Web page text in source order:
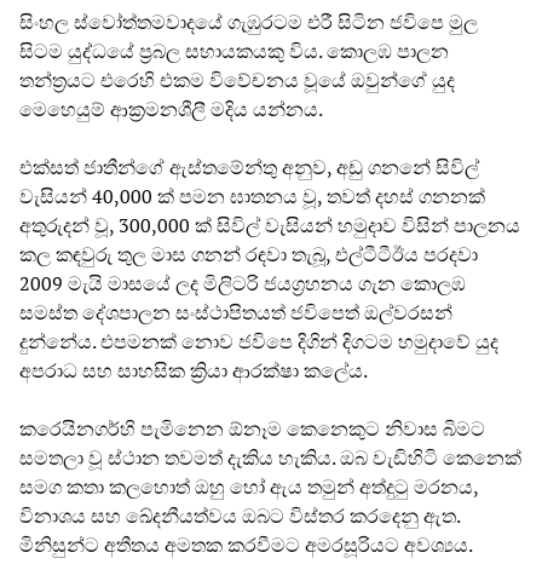
සිංහල ස්වෝත්තමවාදයේ ගැඹුරටම එරී සිටින ජවිපෙ මුල
සිටම යුද්ධයේ ප්‍රබල සහායකයකු විය. කොලඹ පාලන
තන්ත්‍රයට එරෙහි එකම විවේචනය වූයේ ඔවුන්ගේ යුද
මෙහෙයුම් ආක්‍රමනශීලී මදිය යන්නය.
එක්සත් ජාතීන්ගේ ඇස්‌තමේන්තු අනුව, අඩු ගනනේ සිවිල්
වැසියන් 40,000 ක් පමන ඝාතනය වූ, තවත් දහස් ගනනක්
අතුරුදන් වූ, 300,000 ක් සිවිල් වැසියන් හමුදාව විසින් පාලනය
කල කඳවුරු තුල මාස ගනන් රඳවා තැබූ, එල්ටීටීඊය පරදවා
2009 මැයි මාසයේ ලද මිලිටරි ජයග්‍රහනය ගැන කොලඹ
සමස්ත දේශපාලන සංස්ථාපිතයත් ජවිපෙත් ඔල්වරසන්
දුන්නේය. එපමනක් නොව ජවිපෙ දිගින් දිගටම හමුදාවේ යුද
අපරාධ සහ සාහසික ක්‍රියා ආරක්ෂා කලේය.
කරෙයිනගර්හි පැමිනෙන ඕනෑම කෙනෙකුට නිවාස බිමට
සමතලා වූ ස්ථාන තවමත් දැකිය හැකිය. ඔබ වැඩිහිටි කෙනෙක්
සමග කතා කලහොත් ඔහු හෝ ඇය තමුන් අත්දුටු මරනය,
විනාශය සහ ඛේදනීයත්වය ඔබට විස්තර කරදෙනු ඇත.
මිනිසුන්ට අතීතය අමතක කරවීමට අමරසූරියට අවශ්‍යය.